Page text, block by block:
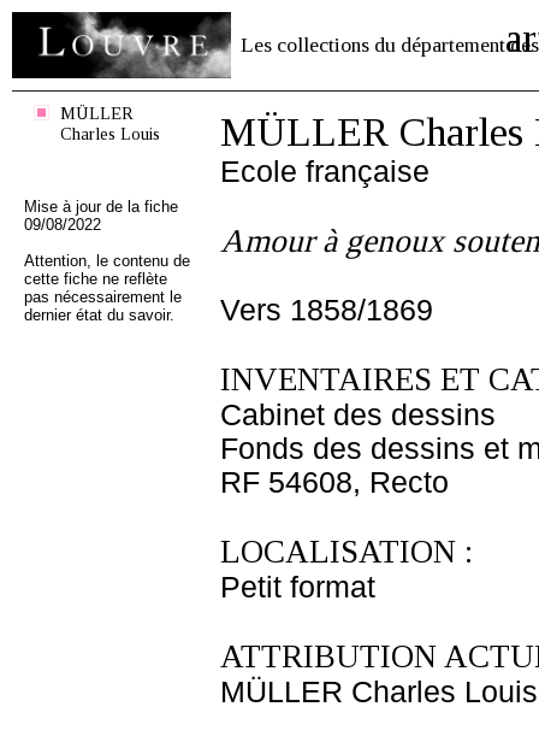
Les collections du département des
MÜLLER
Charles Louis
Mise à jour de la fiche
09/08/2022
Attention, le contenu de
cette fiche ne reflète
pas nécessairement le
dernier état du savoir.
MÜLLER Charles
Ecole française
Amour à genoux
Vers 1858/1869
INVENTAIRES ET
Cabinet des dessins
Fonds des dessins et
RF 54608, Recto
LOCALISATION :
Petit format
ATTRIBUTION
MÜLLER Charles Louis